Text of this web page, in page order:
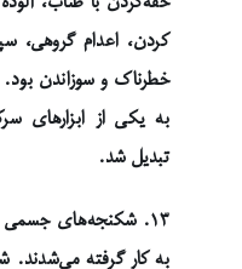
کردن، اعدام گروهی،
خطرناک و سوزاندن
به یکی از ابزارهای
تبدیل شد.
۱۳. شکنجه‌های
به کار گرفته می‌شدند.